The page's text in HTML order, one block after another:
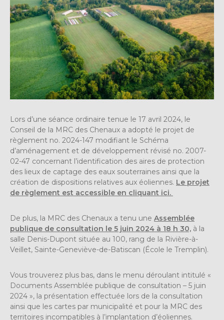
Lors d’une séance ordinaire tenue le 17 avril 2024, le
Conseil de la MRC des Chenaux a adopté le projet de
règlement no. 2024-147 modifiant le Schéma
d’aménagement et de développement révisé no. 2007-
02-47 concernant l’identification des aires de protection
des lieux de captage des eaux souterraines ainsi que la
création de dispositions relatives aux éoliennes. Le projet
de règlement est accessible en cliquant ici.
De plus, la MRC des Chenaux a tenu une Assemblée
publique de consultation le 5 juin 2024 à 18 h 30, à la
salle Denis-Dupont située au 100, rang de la Rivière-à-
Veillet, Sainte-Geneviève-de-Batiscan (École le Tremplin).
Vous trouverez plus bas, dans le menu déroulant intitulé «
Documents Assemblée publique de consultation – 5 juin
2024 », la présentation effectuée lors de la consultation
ainsi que les cartes par municipalité et pour la MRC des
territoires incompatibles à l’implantation d’éoliennes.